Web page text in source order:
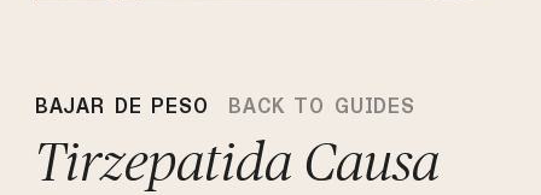
BAJAR DE PESO BACK TO GUIDES
Tirzepatida Causa